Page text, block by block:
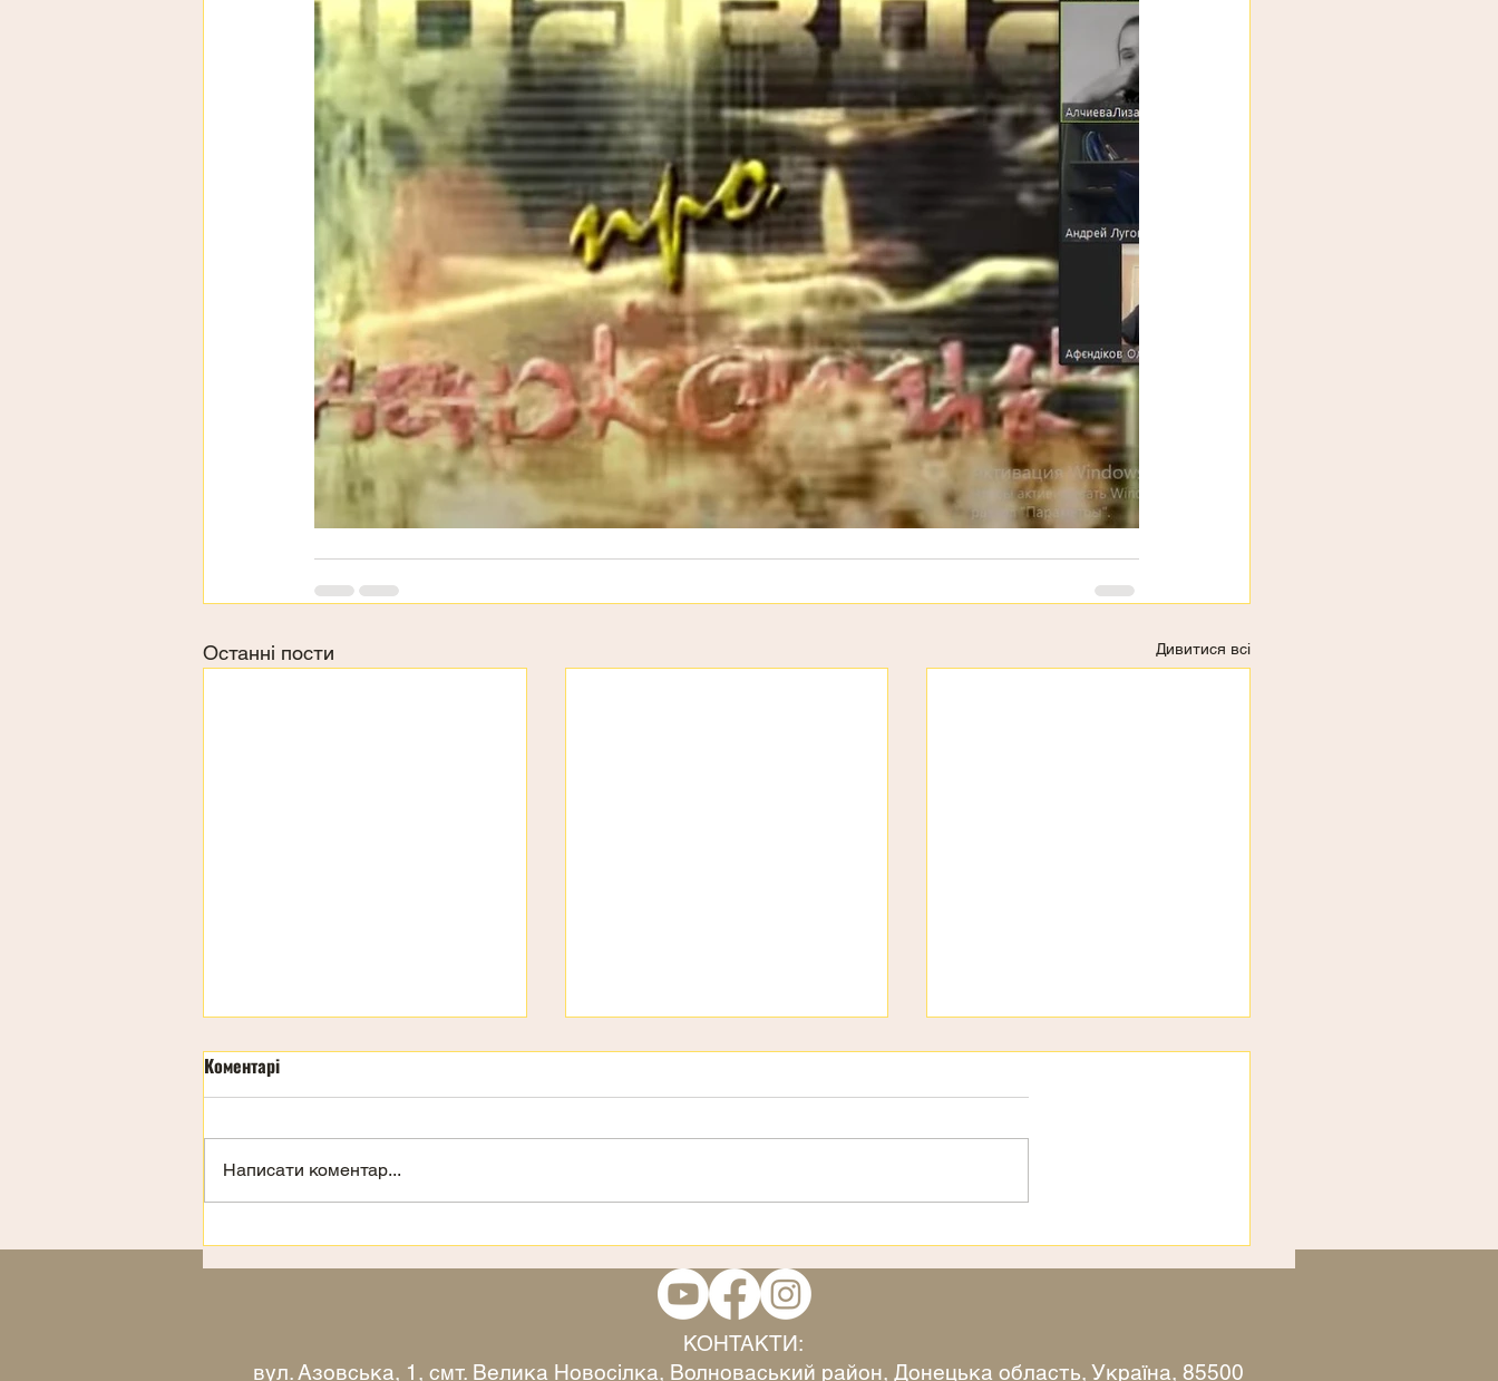
Останні пости Дивитися всі
День дітей 3 страхи
Коментарі
Написати коментар...
КОНТАКТИ:
вул. Азовська, 1, смт. Велика Новосілка, Волноваський район, Донецька область, Україна, 85500